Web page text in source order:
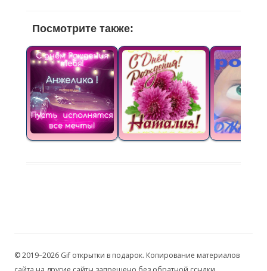
Посмотрите также:
© 2019–2026 Gif открытки в подарок. Копирование материалов